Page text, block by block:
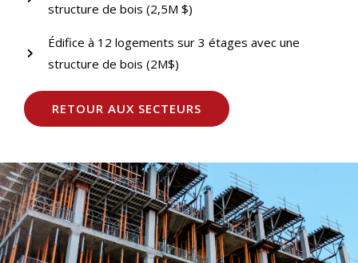
structure de bois (2,5M $)
Édifice à 12 logements sur 3 étages avec une
structure de bois (2M$)
RETOUR AUX SECTEURS